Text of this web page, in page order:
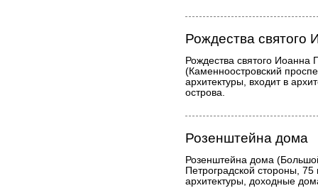
Рождества святого
Рождества святого Иоанна
(Каменноостровский
архитектуры, входит в
острова.
Розенштейна дома
Розенштейна дома
Петроградской стороны,
архитектуры, доходные